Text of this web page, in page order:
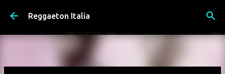
Passa ai contenuti principali
Reggaeton Italia